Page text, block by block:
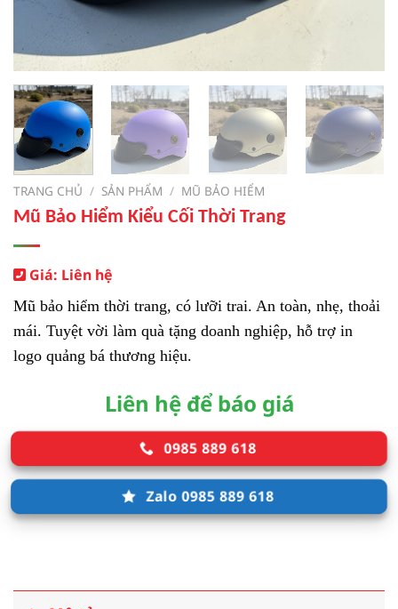
TRANG CHỦ / SẢN PHẨM / MŨ BẢO HIỂM
Mũ Bảo Hiểm Kiểu Cối Thời Trang
Giá: Liên hệ
Mũ bảo hiểm thời trang, có lưỡi trai. An toàn, nhẹ, thoải
mái. Tuyệt vời làm quà tặng doanh nghiệp, hỗ trợ in
logo quảng bá thương hiệu.
Liên hệ để báo giá
0985 889 618
Zalo 0985 889 618